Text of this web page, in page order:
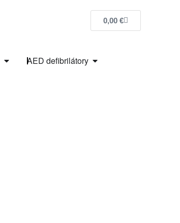
0,00 €
AED defibrilátory